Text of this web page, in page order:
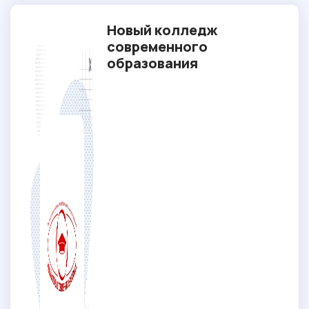
Новый колледж
современного
образования